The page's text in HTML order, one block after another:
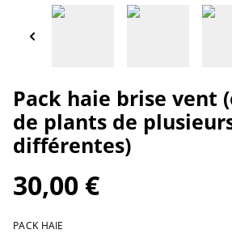
Pack haie brise vent
de plants de
différentes)
30,00 €
PACK HAIE